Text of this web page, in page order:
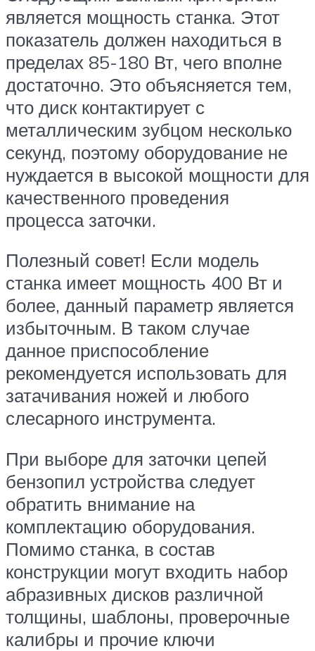
является мощность станка. Этот
показатель должен находиться в
пределах 85-180 Вт, чего вполне
достаточно. Это объясняется тем,
что диск контактирует с
металлическим зубцом несколько
секунд, поэтому оборудование не
нуждается в высокой мощности для
качественного проведения
процесса заточки.
Полезный совет! Если модель
станка имеет мощность 400 Вт и
более, данный параметр является
избыточным. В таком случае
данное приспособление
рекомендуется использовать для
затачивания ножей и любого
слесарного инструмента.
При выборе для заточки цепей
бензопил устройства следует
обратить внимание на
комплектацию оборудования.
Помимо станка, в состав
конструкции могут входить набор
абразивных дисков различной
толщины, шаблоны, проверочные
калибры и прочие ключи